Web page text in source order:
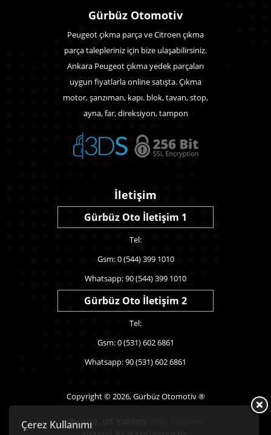
Çerez Kullanımı
Gürbüz Otomotiv
Peugeot çıkma parça ve Citroen çıkma
parça talepleriniz için bize ulaşabilirsiniz.
Ankara Peugeot çıkma yedek parçaları
uygun fiyatlarla online satışta. Çıkma
motor, şanzıman, kapı. blok, tavan, stop,
ayna, far, direksiyon, tampon
İletişim
Gürbüz Oto İletişim 1
Tel:
Gsm: 0 (544) 399 1010
Whatsapp: 90 (544) 399 1010
Gürbüz Oto İletişim 2
Tel:
Gsm: 0 (531) 602 6861
Whatsapp: 90 (531) 602 6861
Copyright © 2026, Gürbüz Otomotiv ®
Bu Site,